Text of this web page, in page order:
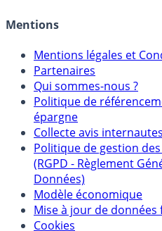
Crédit immobilier
Mentions
Mentions légales et
Partenaires
Qui sommes-nous ?
Politique de
épargne
Collecte avis
Politique de gestion
(RGPD - Règlement
Données)
Modèle économique